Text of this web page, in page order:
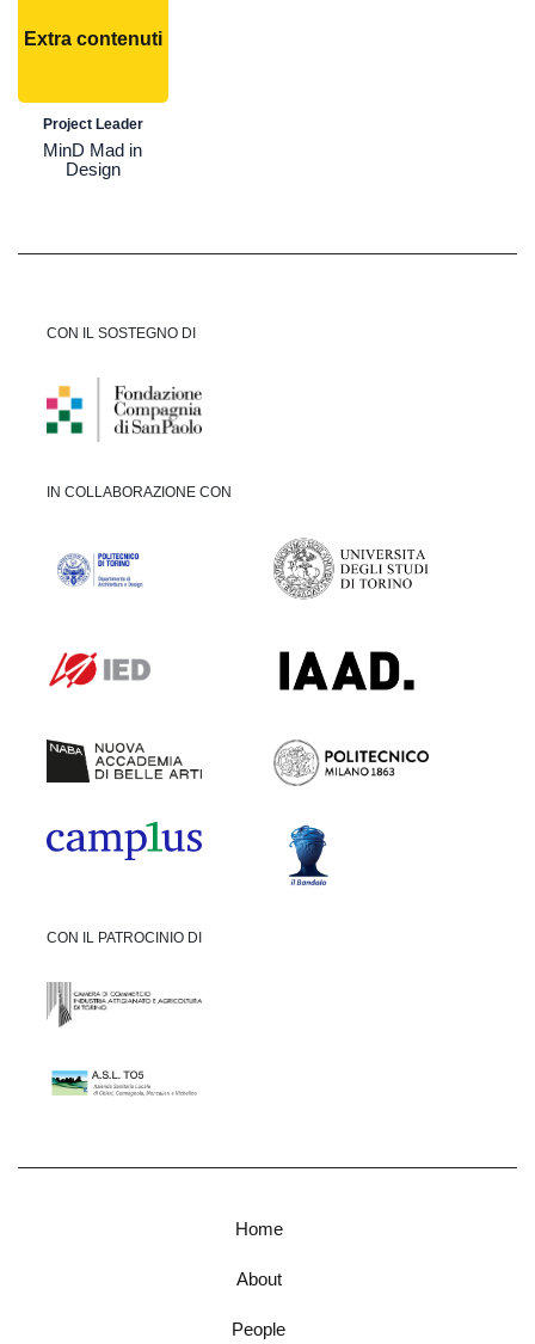
Extra contenuti
Project Leader
MinD Mad in
Design
CON IL SOSTEGNO DI
IN COLLABORAZIONE CON
CON IL PATROCINIO DI
Home
About
People